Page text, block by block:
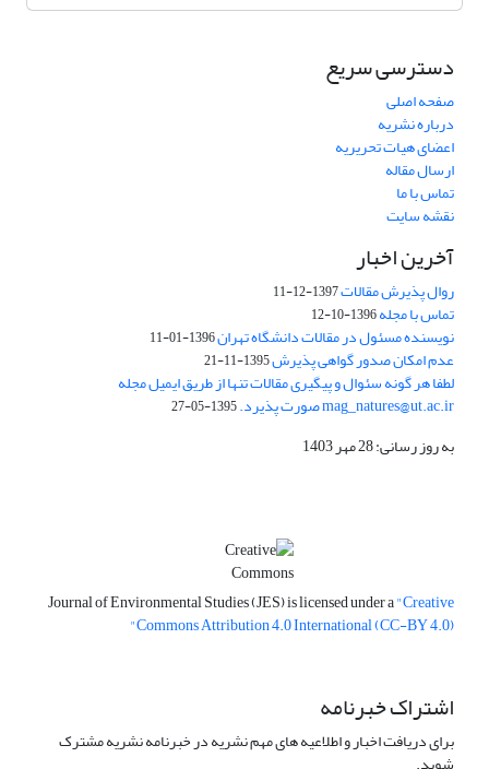
دسترسی سریع
صفحه اصلی
درباره نشریه
اعضای هیات تحریریه
ارسال مقاله
تماس با ما
نقشه سایت
آخرین اخبار
روال پذیرش مقالات1397-12-11
تماس با مجله1396-10-12
نویسنده مسئول در مقالات دانشگاه تهران1396-01-11
عدم امکان صدور گواهی پذیرش1395-11-21
لطفا هر گونه سئوال و پیگیری مقالات تنها از طریق ایمیل مجله
mag_natures@ut.ac.ir صورت پذیرد. 1395-05-27
به روز رسانی: 28 مهر 1403
Journal of Environmental Studies (JES) is licensed under a"Creative
Commons Attribution 4.0 International (CC-BY 4.0)"
اشتراک خبرنامه
برای دریافت اخبار و اطلاعیه های مهم نشریه در خبرنامه نشریه مشترک